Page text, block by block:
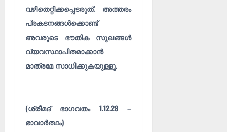
വഴിതെറ്റിക്കപ്പെടരുത്. അത്തരം
പ്രകടനങ്ങൾക്കൊണ്ട്
അവരുടെ ഭൗതിക സുഖങ്ങൾ
വ്യവസ്ഥാപിതമാക്കാൻ
മാത്രമേ സാധിക്കുകയുള്ളൂ.
(ശ്രീമദ് ഭാഗവതം 1.12.28 –
ഭാവാർത്ഥം)